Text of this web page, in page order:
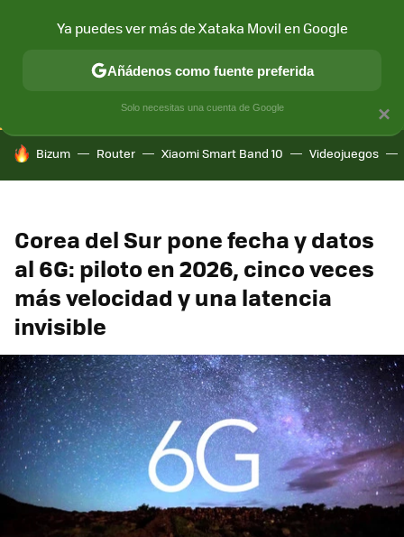
CONECTIVIDAD MÓVIL Y SOCIEDAD APLICACIONES
HOY SE HABLA DE
Bizum Router Xiaomi Smart Band 10 Videojuegos
Corea del Sur pone fecha y datos
al 6G: piloto en 2026, cinco veces
más velocidad y una latencia
invisible
×
Ya puedes ver más de Xataka Movil en Google
Añádenos como fuente preferida
Solo necesitas una cuenta de Google